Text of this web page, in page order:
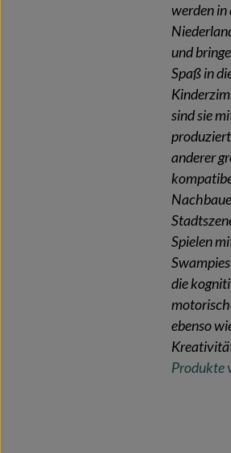
werden in
und
Spaß in
sind sie
anderer
Spielen
die
ebenso
Produkte